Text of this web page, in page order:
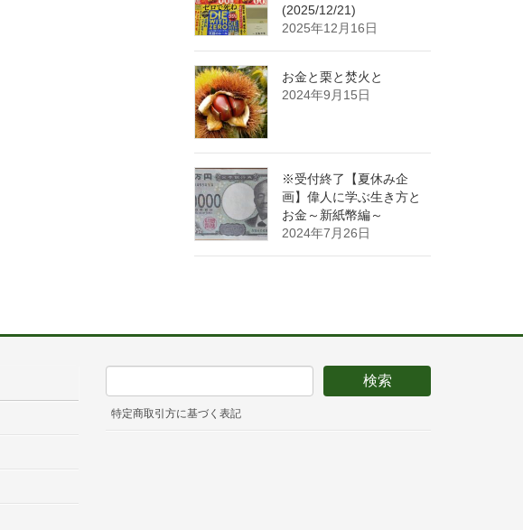
(2025/12/21)
2025年12月16日
お金と栗と焚火と
2024年9月15日
※受付終了【夏休み企
画】偉人に学ぶ生き方と
お金～新紙幣編～
2024年7月26日
特定商取引方に基づく表記